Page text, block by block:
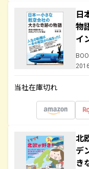
日
物
イ
当社在庫切れ
北
デ
き